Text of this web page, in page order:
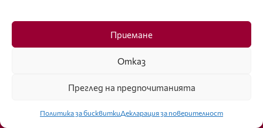
Приемане
Отказ
Преглед на предпочитанията
Политика за бисквиткиДекларация за поверителност